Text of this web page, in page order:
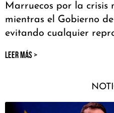
Marruecos por la crisis
mientras el Gobierno
evitando cualquier
LEER MÁS >